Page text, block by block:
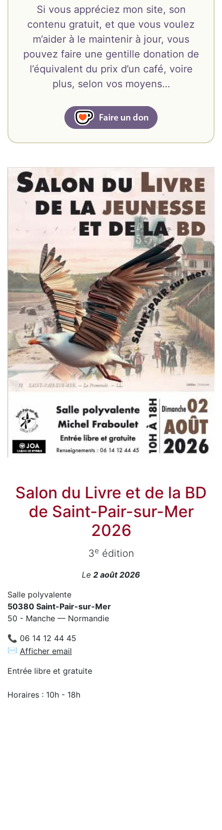
Si vous appréciez mon site, son
contenu gratuit, et que vous voulez
m’aider à le maintenir à jour, vous
pouvez faire une gentille donation de
l’équivalent du prix d’un café, voire
plus, selon vos moyens…
Salon du Livre et de la BD
de Saint-Pair-sur-Mer
2026
3e édition
Le 2 août 2026
Salle polyvalente
50380 Saint-Pair-sur-Mer
50 - Manche — Normandie
📞 06 14 12 44 45
✉ Afficher email
Entrée libre et gratuite
Horaires : 10h - 18h